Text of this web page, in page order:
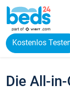
Kostenlos
Die All-